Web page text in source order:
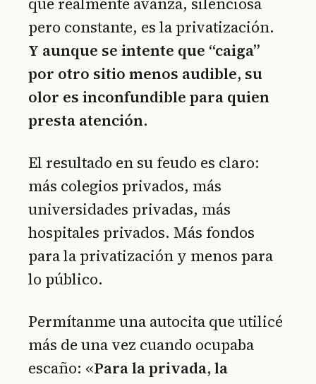
pero constante, es la privatización.
Y aunque se intente que “caiga”
por otro sitio menos audible, su
olor es inconfundible para quien
presta atención.
El resultado en su feudo es claro:
más colegios privados, más
universidades privadas, más
hospitales privados. Más fondos
para la privatización y menos para
lo público.
Permítanme una autocita que utilicé
más de una vez cuando ocupaba
escaño: «Para la privada, la